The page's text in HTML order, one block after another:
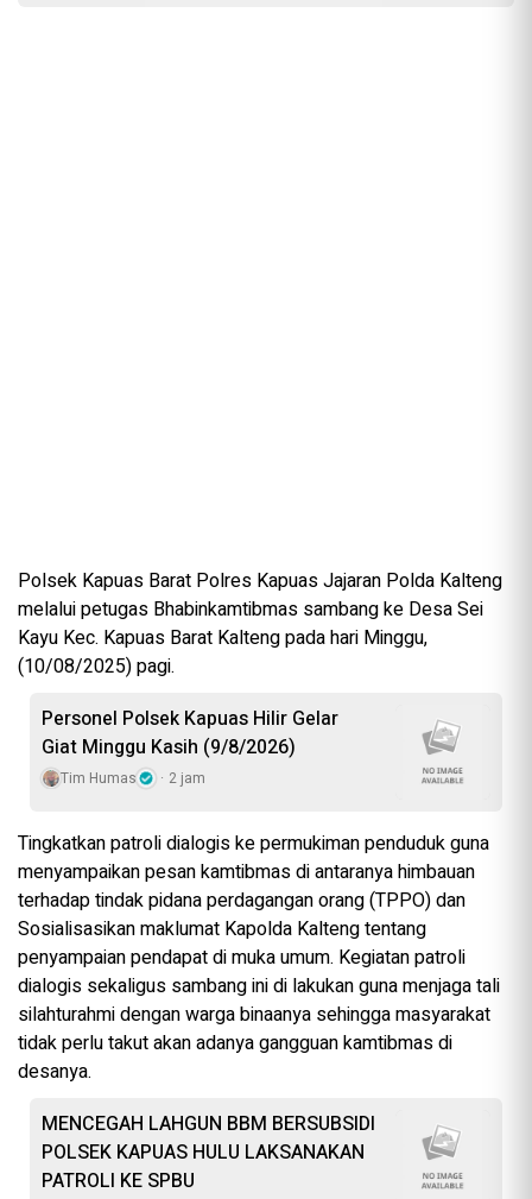
Polsek Kapuas Barat Polres Kapuas Jajaran Polda Kalteng
melalui petugas Bhabinkamtibmas sambang ke Desa Sei
Kayu Kec. Kapuas Barat Kalteng pada hari Minggu,
(10/08/2025) pagi.
Personel Polsek Kapuas Hilir Gelar
Giat Minggu Kasih (9/8/2026)
Tim Humas 2 jam
Tingkatkan patroli dialogis ke permukiman penduduk guna
menyampaikan pesan kamtibmas di antaranya himbauan
terhadap tindak pidana perdagangan orang (TPPO) dan
Sosialisasikan maklumat Kapolda Kalteng tentang
penyampaian pendapat di muka umum. Kegiatan patroli
dialogis sekaligus sambang ini di lakukan guna menjaga tali
silahturahmi dengan warga binaanya sehingga masyarakat
tidak perlu takut akan adanya gangguan kamtibmas di
desanya.
MENCEGAH LAHGUN BBM BERSUBSIDI
POLSEK KAPUAS HULU LAKSANAKAN
PATROLI KE SPBU